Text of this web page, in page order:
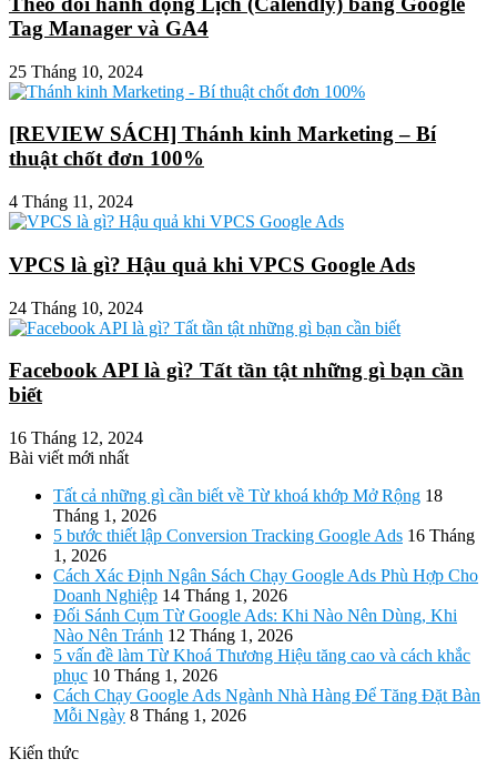
Tag Manager và GA4
25 Tháng 10, 2024
[REVIEW SÁCH] Thánh kinh Marketing – Bí
thuật chốt đơn 100%
4 Tháng 11, 2024
VPCS là gì? Hậu quả khi VPCS Google Ads
24 Tháng 10, 2024
Facebook API là gì? Tất tần tật những gì bạn cần
biết
16 Tháng 12, 2024
Bài viết mới nhất
Tất cả những gì cần biết về Từ khoá khớp Mở Rộng 18
Tháng 1, 2026
5 bước thiết lập Conversion Tracking Google Ads 16 Tháng
1, 2026
Cách Xác Định Ngân Sách Chạy Google Ads Phù Hợp Cho
Doanh Nghiệp 14 Tháng 1, 2026
Đối Sánh Cụm Từ Google Ads: Khi Nào Nên Dùng, Khi
Nào Nên Tránh 12 Tháng 1, 2026
5 vấn đề làm Từ Khoá Thương Hiệu tăng cao và cách khắc
phục 10 Tháng 1, 2026
Cách Chạy Google Ads Ngành Nhà Hàng Để Tăng Đặt Bàn
Mỗi Ngày 8 Tháng 1, 2026
Kiến thức